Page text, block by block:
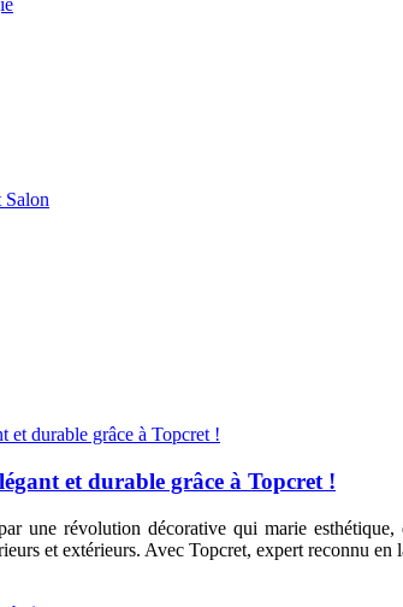
Salon
et durable grâce à Topcret !
une révolution décorative qui marie
et extérieurs. Avec Topcret, expert reconnu